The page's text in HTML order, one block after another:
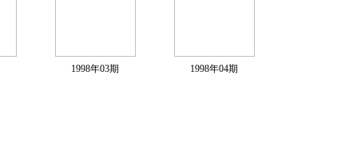
1998年03期 1998年04期